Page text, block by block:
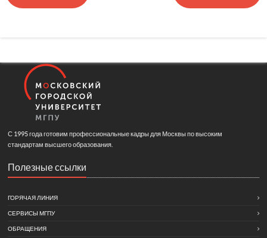
С 1995 года готовим профессиональные кадры для Москвы по высоким
стандартам высшего образования.
Полезные ссылки
ГОРЯЧАЯ ЛИНИЯ
СЕРВИСЫ МГПУ
ОБРАЩЕНИЯ